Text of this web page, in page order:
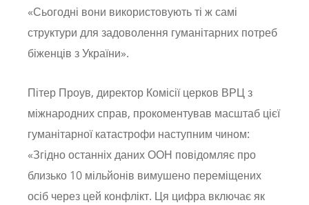
«Сьогодні вони використовують ті ж самі
структури для задоволення гуманітарних потреб
біженців з України».
Пітер Проув, директор Комісії церков ВРЦ з
міжнародних справ, прокоментував масштаб цієї
гуманітарної катастрофи наступним чином:
«Згідно останніх даних ООН повідомляє про
близько 10 мільйонів вимушено переміщених
осіб через цей конфлікт. Ця цифра включає як